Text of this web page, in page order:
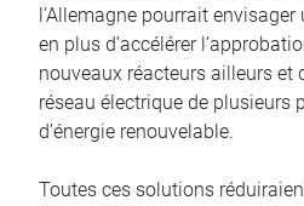
l’Allemagne pourrait
en plus d’accélérer
nouveaux réacteurs ailleurs et
réseau électrique de plusieurs
d’énergie renouvelable.
Toutes ces solutions